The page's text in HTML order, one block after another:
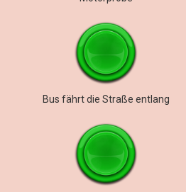
Bus fährt die Straße entlang